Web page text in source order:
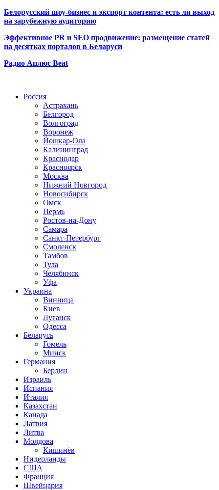
Белорусский шоу-бизнес и экспорт контента: есть ли выход
на зарубежную аудиторию
Эффективное PR и SEO продвижение: размещение статей
на десятках порталов в Беларуси
Радио Аплюс Beat
Россия
Астрахань
Белгород
Волгоград
Воронеж
Йошкар-Ола
Калининград
Краснодар
Красноярск
Москва
Нижний Новгород
Новосибирск
Омск
Пермь
Ростов-на-Дону
Самара
Санкт-Петербург
Смоленск
Тамбов
Тула
Челябинск
Уфа
Украина
Винница
Киев
Луганск
Одесса
Беларусь
Гомель
Минск
Германия
Берлин
Израиль
Испания
Италия
Казахстан
Канада
Латвия
Литва
Молдова
Кишинёв
Нидерланды
США
Франция
Швейцария